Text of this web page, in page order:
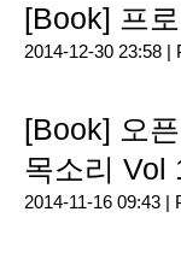
[Book] 프
2014-12-30 23:58 |
[Book] 오
목소리 Vol
2014-11-16 09:43 |